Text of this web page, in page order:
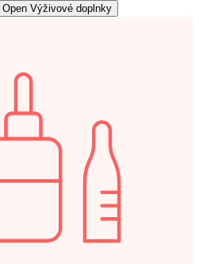
Open Výživové doplnky